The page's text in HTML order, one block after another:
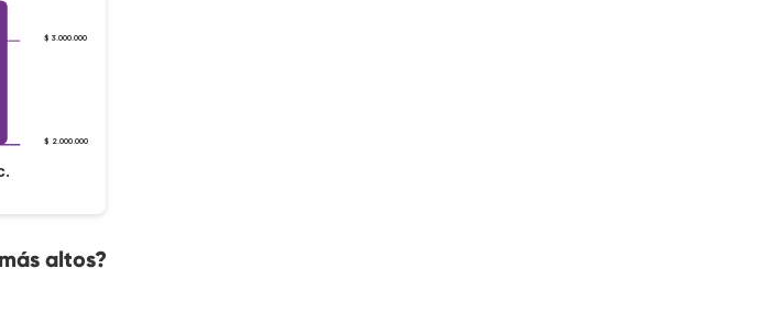
$ 2.000.000
$ 3.000.000
altos?